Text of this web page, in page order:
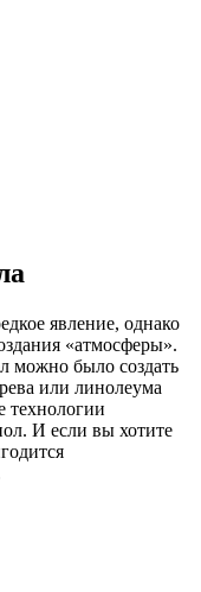
явление, однако
«атмосферы».
можно было создать
или линолеума
технологии
И если вы хотите